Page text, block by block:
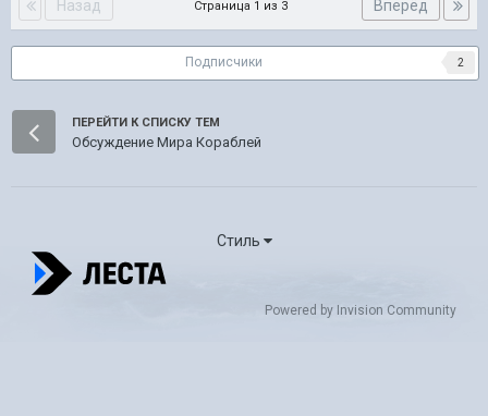
Назад Вперёд
Страница 1 из 3
Подписчики 2
ПЕРЕЙТИ К СПИСКУ ТЕМ
Обсуждение Мира Кораблей
Стиль
Powered by Invision Community